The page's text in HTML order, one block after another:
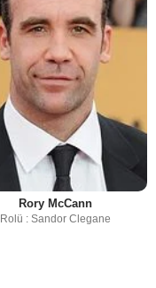
Rory McCann
Rolü : Sandor Clegane